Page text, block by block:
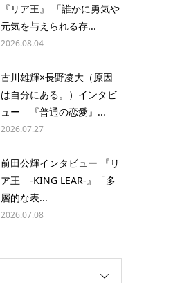
『リア王』 「誰かに勇気や
元気を与えられる存...
2026.08.04
古川雄輝×長野凌大（原因
は自分にある。）インタビ
ュー 『普通の恋愛』...
2026.07.27
前田公輝インタビュー 『リ
ア王 -KING LEAR-』「多
層的な表...
2026.07.08